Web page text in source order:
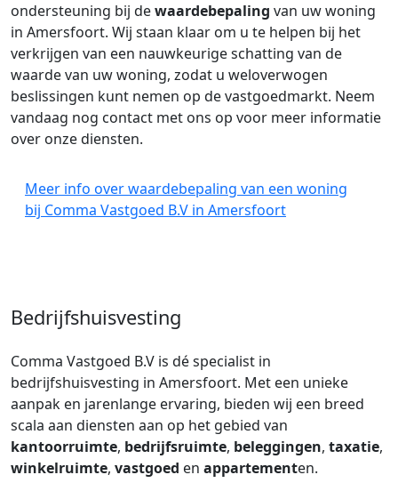
ondersteuning bij dewaardebepaling van uw woning
in Amersfoort. Wij staan klaar om u te helpen bij het
verkrijgen van een nauwkeurige schatting van de
waarde van uw woning, zodat u weloverwogen
beslissingen kunt nemen op de vastgoedmarkt. Neem
vandaag nog contact met ons op voor meer informatie
over onze diensten.
Meer info over waardebepaling van een woning
bij Comma Vastgoed B.V in Amersfoort
Bedrijfshuisvesting
Comma Vastgoed B.V is dé specialist in
bedrijfshuisvesting in Amersfoort. Met een unieke
aanpak en jarenlange ervaring, bieden wij een breed
scala aan diensten aan op het gebied van
kantoorruimte, bedrijfsruimte, beleggingen, taxatie,
winkelruimte, vastgoed en appartementen.